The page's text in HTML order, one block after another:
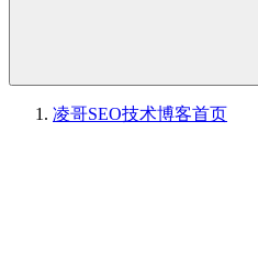
凌哥SEO技术博客首页